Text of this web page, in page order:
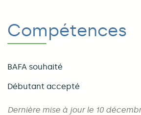
Compétences
BAFA souhaité
Débutant accepté
Dernière mise à jour le 10